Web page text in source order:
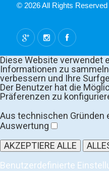
© 2026 All Rights Reserved
Diese Website verwendet
Informationen zu
verbessern und Ihre
Der Benutzer hat die
Präferenzen zu
Aus technischen Gründen
Auswertung
AKZEPTIERE ALLE
Benutzerdefinierte